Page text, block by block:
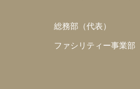
総務部（代表）
ファシリティー事業部